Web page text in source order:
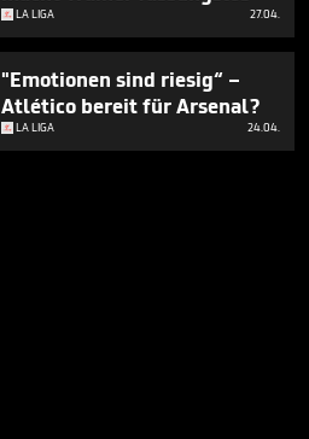
LA LIGA 27.04.
"Emotionen sind riesig“ –
Atlético bereit für Arsenal?
LA LIGA 24.04.